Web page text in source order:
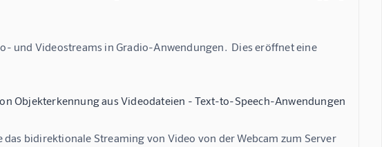
und Videostreams in Gradio-Anwendungen.  Dies eröffnet eine
Objekterkennung aus Videodateien - Text-to-Speech-Anwendungen
bidirektionale Streaming von Video von der Webcam zum Server